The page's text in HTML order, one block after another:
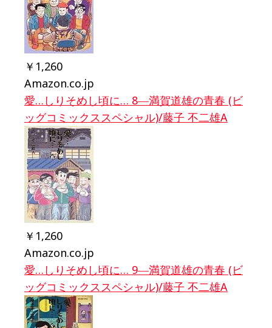
￥1,260
Amazon.co.jp
愛…しりそめし頃に… 8―満賀道雄の青春 (ビ
ッグコミックススペシャル)/藤子 不二雄A
￥1,260
Amazon.co.jp
愛…しりそめし頃に… 9―満賀道雄の青春 (ビ
ッグコミックススペシャル)/藤子 不二雄A